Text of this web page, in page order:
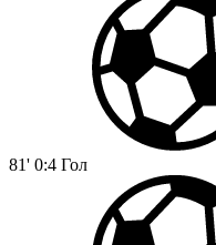
81' 0:4 Гол